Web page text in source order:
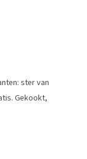
ster van
Gekookt,